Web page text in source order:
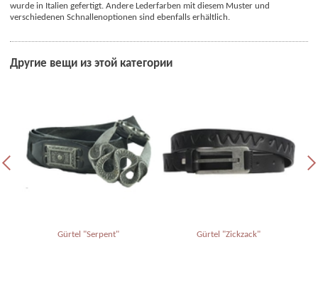
wurde in Italien gefertigt. Andere Lederfarben mit diesem Muster und
verschiedenen Schnallenoptionen sind ebenfalls erhältlich.
Другие вещи из этой категории
Gürtel "Serpent" Gürtel "Zickzack"